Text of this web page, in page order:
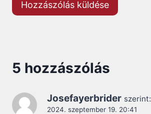
5 hozzászólás
Josefayerbrider szerint:
2024. szeptember 19. 20:41